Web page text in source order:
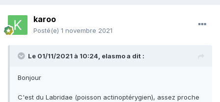
karoo
Posté(e) 1 novembre 2021
Le 01/11/2021 à 10:24, elasmoa dit :
Bonjour
C'est du Labridae (poisson actinoptérygien), assez proche